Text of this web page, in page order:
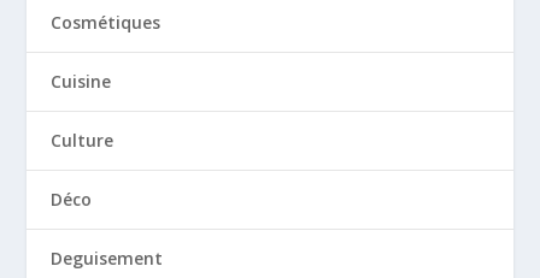
Cosmétiques
Cuisine
Culture
Déco
Deguisement